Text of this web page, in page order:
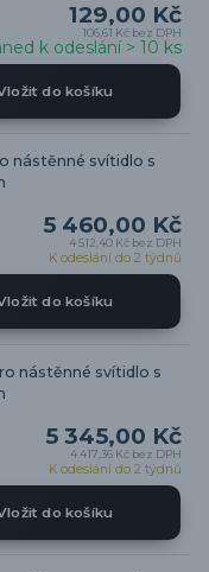
129,00 Kč
106,61 Kč bez DPH
k odeslání > 10 ks
do košíku
nástěnné svítidlo s
5 460,00 Kč
4 512,40 Kč bez DPH
K odeslání do 2 týdnů
do košíku
nástěnné svítidlo s
5 345,00 Kč
4 417,36 Kč bez DPH
K odeslání do 2 týdnů
do košíku